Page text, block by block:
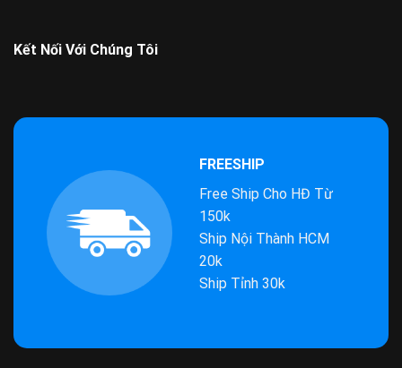
Kết Nối Với Chúng Tôi
FREESHIP
Free Ship Cho HĐ Từ
150k
Ship Nội Thành HCM
20k
Ship Tỉnh 30k